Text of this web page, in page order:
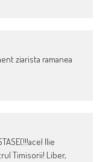
ziarista ramanea
Ilie
Timisorii! Liber,